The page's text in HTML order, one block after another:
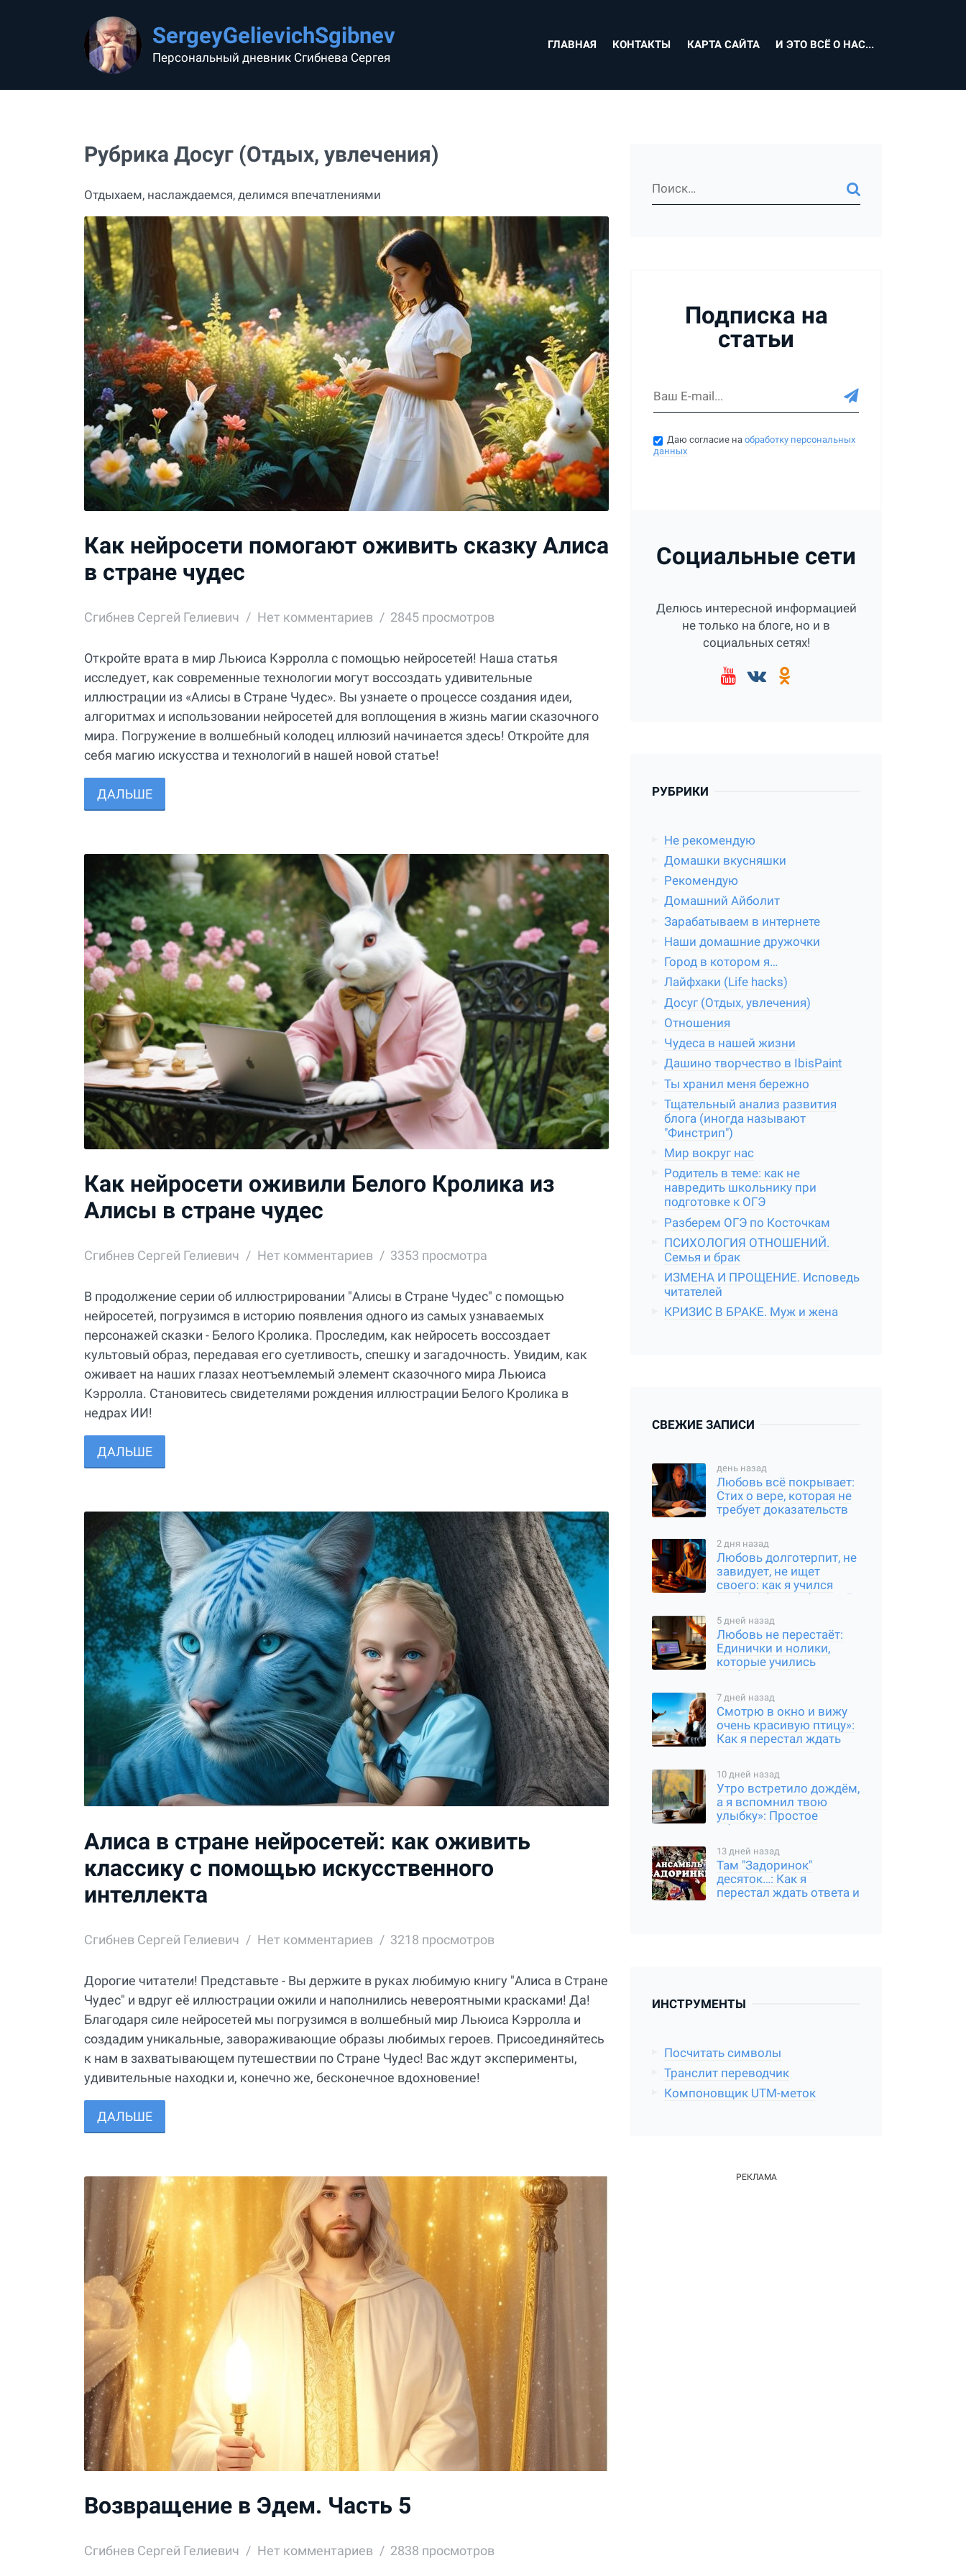
SergeyGelievichSgibnev
Персональный дневник Сгибнева Сергея
ГЛАВНАЯ КОНТАКТЫ КАРТА САЙТА И ЭТО ВСЁ О НАС...
Рубрика Досуг (Отдых, увлечения)
Отдыхаем, наслаждаемся, делимся впечатлениями
Как нейросети помогают оживить сказку Алиса
в стране чудес
Сгибнев Сергей Гелиевич Нет комментариев 2845 просмотров
Откройте врата в мир Льюиса Кэрролла с помощью нейросетей! Наша статья
исследует, как современные технологии могут воссоздать удивительные
иллюстрации из «Алисы в Стране Чудес». Вы узнаете о процессе создания идеи,
алгоритмах и использовании нейросетей для воплощения в жизнь магии сказочного
мира. Погружение в волшебный колодец иллюзий начинается здесь! Откройте для
себя магию искусства и технологий в нашей новой статье!
ДАЛЬШЕ
Как нейросети оживили Белого Кролика из
Алисы в стране чудес
Сгибнев Сергей Гелиевич Нет комментариев 3353 просмотра
В продолжение серии об иллюстрировании "Алисы в Стране Чудес" с помощью
нейросетей, погрузимся в историю появления одного из самых узнаваемых
персонажей сказки - Белого Кролика. Проследим, как нейросеть воссоздает
культовый образ, передавая его суетливость, спешку и загадочность. Увидим, как
оживает на наших глазах неотъемлемый элемент сказочного мира Льюиса
Кэрролла. Становитесь свидетелями рождения иллюстрации Белого Кролика в
недрах ИИ!
ДАЛЬШЕ
Алиса в стране нейросетей: как оживить
классику с помощью искусственного
интеллекта
Сгибнев Сергей Гелиевич Нет комментариев 3218 просмотров
Дорогие читатели! Представьте - Вы держите в руках любимую книгу "Алиса в Стране
Чудес" и вдруг её иллюстрации ожили и наполнились невероятными красками! Да!
Благодаря силе нейросетей мы погрузимся в волшебный мир Льюиса Кэрролла и
создадим уникальные, завораживающие образы любимых героев. Присоединяйтесь
к нам в захватывающем путешествии по Стране Чудес! Вас ждут эксперименты,
удивительные находки и, конечно же, бесконечное вдохновение!
ДАЛЬШЕ
Возвращение в Эдем. Часть 5
Сгибнев Сергей Гелиевич Нет комментариев 2838 просмотров
Подписка на
статьи
Даю согласие наобработку персональных
данных
Социальные сети
Делюсь интересной информацией
не только на блоге, но и в
социальных сетях!
РУБРИКИ
Не рекомендую
Домашки вкусняшки
Рекомендую
Домашний Айболит
Зарабатываем в интернете
Наши домашние дружочки
Город в котором я…
Лайфхаки (Life hacks)
Досуг (Отдых, увлечения)
Отношения
Чудеса в нашей жизни
Дашино творчество в IbisPaint
Ты хранил меня бережно
Тщательный анализ развития
блога (иногда называют
"Финстрип")
Мир вокруг нас
Родитель в теме: как не
навредить школьнику при
подготовке к ОГЭ
Разберем ОГЭ по Косточкам
ПСИХОЛОГИЯ ОТНОШЕНИЙ.
Семья и брак
ИЗМЕНА И ПРОЩЕНИЕ. Исповедь
читателей
КРИЗИС В БРАКЕ. Муж и жена
СВЕЖИЕ ЗАПИСИ
день назад
Любовь всё покрывает:
Стих о вере, которая не
требует доказательств
2 дня назад
Любовь долготерпит, не
завидует, не ищет
своего: как я учился
любить без требований
5 дней назад
Любовь не перестаёт:
Единички и нолики,
которые учились
любить
7 дней назад
Смотрю в окно и вижу
очень красивую птицу»:
Как я перестал ждать
10 дней назад
Утро встретило дождём,
а я вспомнил твою
улыбку»: Простое
общение, которое
13 дней назад
Там "Задоринок"
десяток…: Как я
перестал ждать ответа и
ИНСТРУМЕНТЫ
Посчитать символы
Транслит переводчик
Компоновщик UTM-меток